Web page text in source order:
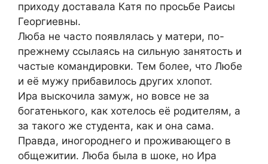
приходу доставала Катя по просьбе Раисы
Георгиевны.
Люба не часто появлялась у матери, по-
прежнему ссылаясь на сильную занятость и
частые командировки. Тем более, что Любе
и её мужу прибавилось других хлопот.
Ира выскочила замуж, но вовсе не за
богатенького, как хотелось её родителям, а
за такого же студента, как и она сама.
Правда, иногороднего и проживающего в
общежитии. Люба была в шоке, но Ира